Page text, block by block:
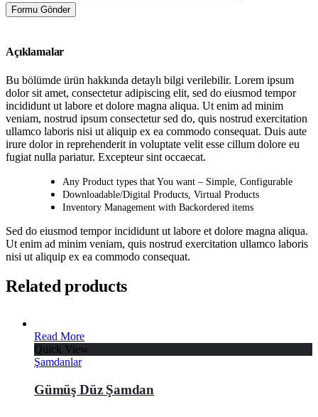
Açıklamalar
Bu bölümde ürün hakkında detaylı bilgi verilebilir. Lorem ipsum
dolor sit amet, consectetur adipiscing elit, sed do eiusmod tempor
incididunt ut labore et dolore magna aliqua. Ut enim ad minim
veniam, nostrud ipsum consectetur sed do, quis nostrud exercitation
ullamco laboris nisi ut aliquip ex ea commodo consequat. Duis aute
irure dolor in reprehenderit in voluptate velit esse cillum dolore eu
fugiat nulla pariatur. Excepteur sint occaecat.
Any Product types that You want – Simple, Configurable
Downloadable/Digital Products, Virtual Products
Inventory Management with Backordered items
Sed do eiusmod tempor incididunt ut labore et dolore magna aliqua.
Ut enim ad minim veniam, quis nostrud exercitation ullamco laboris
nisi ut aliquip ex ea commodo consequat.
Related products
Read More
Quick View
Şamdanlar
Gümüş Düz Şamdan